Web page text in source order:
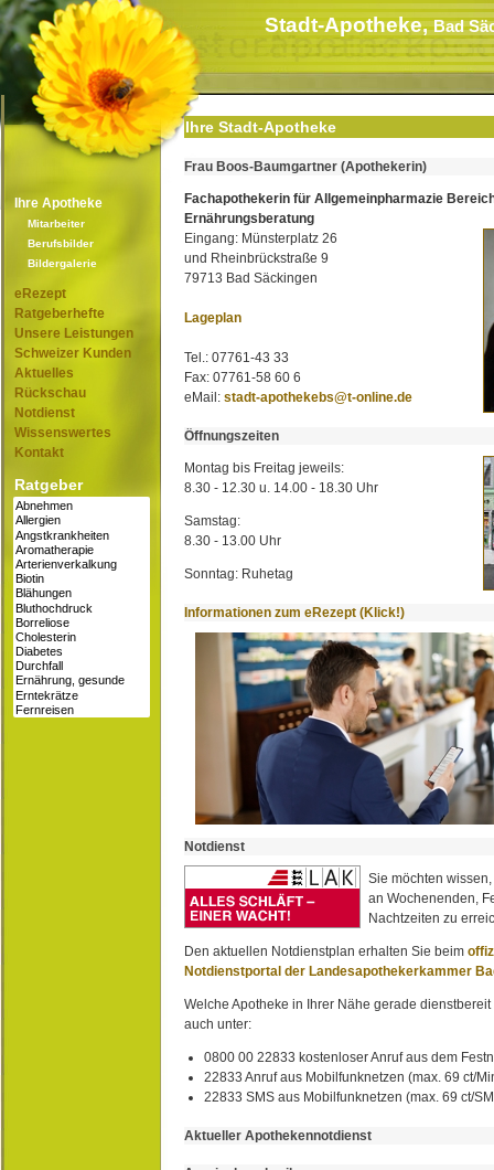
Stadt-Apotheke,Bad
Ihre Apotheke
Mitarbeiter
Berufsbilder
Bildergalerie
eRezept
Ratgeberhefte
Unsere Leistungen
Schweizer Kunden
Aktuelles
Rückschau
Notdienst
Wissenswertes
Kontakt
Ratgeber
Ihre Stadt-Apotheke
Frau Boos-Baumgartner (Apothekerin)
Fachapothekerin für Allgemeinpharmazie
Ernährungsberatung
Eingang: Münsterplatz 26
und Rheinbrückstraße 9
79713 Bad Säckingen
Lageplan
Tel.: 07761-43 33
Fax: 07761-58 60 6
eMail: stadt-apothekebs@t-online.de
Öffnungszeiten
Montag bis Freitag jeweils:
8.30 - 12.30 u. 14.00 - 18.30 Uhr
Samstag:
8.30 - 13.00 Uhr
Sonntag: Ruhetag
Informationen zum eRezept (Klick!)
Notdienst
Sie möchten
an Wochenenden,
Nachtzeiten zu
Den aktuellen Notdienstplan erhalten Sie beim
Notdienstportal der Landesapothekerkammer
Welche Apotheke in Ihrer Nähe gerade
auch unter:
0800 00 22833 kostenloser Anruf aus dem
22833 Anruf aus Mobilfunknetzen (max. 69 ct/
22833 SMS aus Mobilfunknetzen (max. 69 ct/
Aktueller Apothekennotdienst